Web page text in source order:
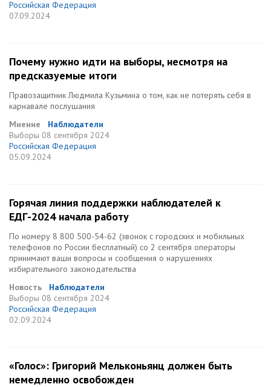
Российская Федерация
07.09.2024
Почему нужно идти на выборы, несмотря на
предсказуемые итоги
Правозащитник Людмила Кузьмина о том, как не потерять себя в
карнавале послушания
Мнение
Наблюдатели
Выборы 08 сентября 2024
Российская Федерация
05.09.2024
Горячая линия поддержки наблюдателей к
ЕДГ-2024 начала работу
По номеру 8 800 500-54-62 (звонок c городских и мобильных
телефонов по России бесплатный) со 2 сентября операторы
принимают ваши вопросы и сообщения о нарушениях
избирательного законодательства
Новость
Наблюдатели
Выборы 08 сентября 2024
Российская Федерация
02.09.2024
«Голос»: Григорий Мельконьянц должен быть
немедленно освобожден